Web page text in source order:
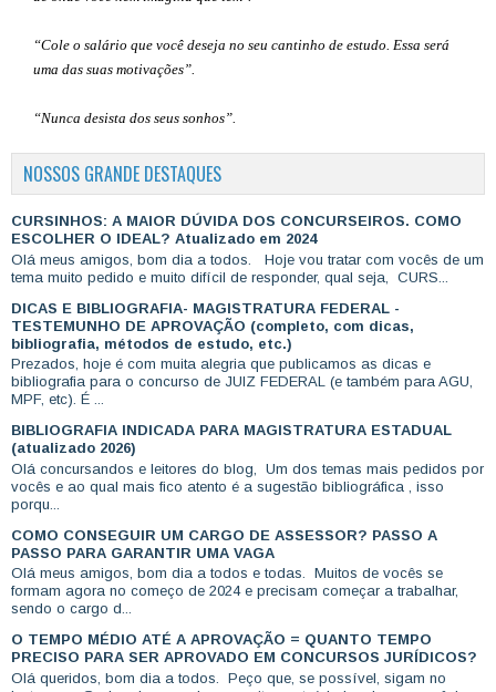
“Cole o salário que você deseja no seu cantinho de estudo. Essa será
uma das suas motivações”
“Nunca desista dos seus sonhos”.
NOSSOS GRANDE DESTAQUES
CURSINHOS: A MAIOR DÚVIDA DOS CONCURSEIROS. COMO
ESCOLHER O IDEAL? Atualizado em 2024
Olá meus amigos, bom dia a todos. Hoje vou tratar com vocês de um
tema muito pedido e muito difícil de responder, qual seja, CURS...
DICAS E BIBLIOGRAFIA- MAGISTRATURA FEDERAL -
TESTEMUNHO DE APROVAÇÃO (completo, com dicas,
bibliografia, métodos de estudo, etc.)
Prezados, hoje é com muita alegria que publicamos as dicas e
bibliografia para o concurso de JUIZ FEDERAL (e também para AGU,
MPF, etc). É ...
BIBLIOGRAFIA INDICADA PARA MAGISTRATURA ESTADUAL
(atualizado 2026)
Olá concursandos e leitores do blog, Um dos temas mais pedidos por
vocês e ao qual mais fico atento é a sugestão bibliográfica , isso
porqu...
COMO CONSEGUIR UM CARGO DE ASSESSOR? PASSO A
PASSO PARA GARANTIR UMA VAGA
Olá meus amigos, bom dia a todos e todas. Muitos de vocês se
formam agora no começo de 2024 e precisam começar a trabalhar,
sendo o cargo d...
O TEMPO MÉDIO ATÉ A APROVAÇÃO = QUANTO TEMPO
PRECISO PARA SER APROVADO EM CONCURSOS JURÍDICOS?
Olá queridos, bom dia a todos. Peço que, se possível, sigam no